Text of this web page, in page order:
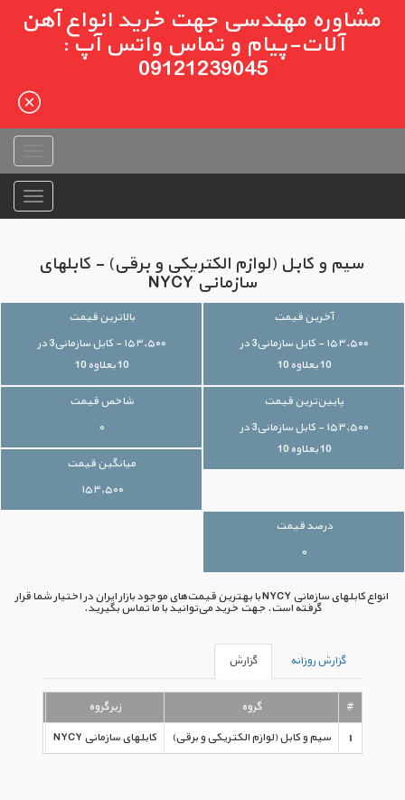
مشاوره مهندسی جهت خرید انواع آهن
آلات-پیام و تماس واتس آپ :
09121239045
سیم و کابل (لوازم الکتریکی و برقی) - کابلهای
سازمانی NYCY
آخرین قیمت
۱۵۳,۵۰۰ - کابل سازمانی3 در
10 بعلاوه 10
بالاترین قیمت
۱۵۳,۵۰۰ - کابل سازمانی3 در
10 بعلاوه 10
پایین‌ترین قیمت
۱۵۳,۵۰۰ - کابل سازمانی3 در
10 بعلاوه 10
شاخص قیمت
۰
میانگین قیمت
۱۵۳,۵۰۰
درصد قیمت
۰
انواع کابلهای سازمانی NYCY با بهترین قیمت‌های موجود بازار ایران در اختیار شما قرار
گرفته است. جهت خرید می‌توانید با ما تماس بگیرید.
گزارش روزانه گزارش
# گروه
زیرگروه
1
سیم و کابل (لوازم الکتریکی و برقی) کابلهای سازمانی NYCY